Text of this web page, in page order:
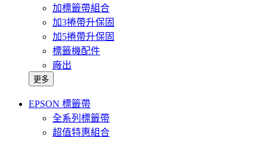
加標籤帶組合
加3捲帶升保固
加5捲帶升保固
標籤機配件
廠出
更多
EPSON 標籤帶
全系列標籤帶
超值特惠組合